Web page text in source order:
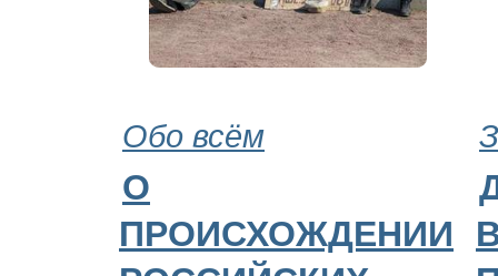
Обо всём
О
ПРОИСХОЖДЕНИИ